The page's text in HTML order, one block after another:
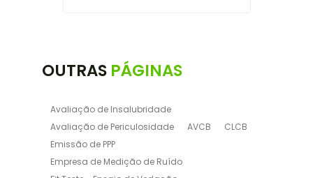
OUTRAS PÁGINAS
Avaliação de Insalubridade
Avaliação de Periculosidade
AVCB
CLCB
Emissão de PPP
Empresa de Medição de Ruído